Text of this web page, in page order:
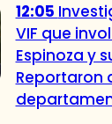
12:05
VIF que
Espinoza y
Reportaron